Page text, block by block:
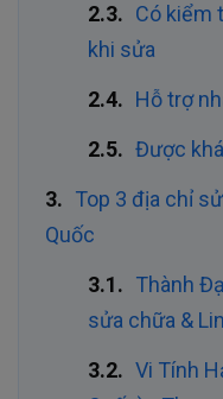
Có kiểm
khi sửa
Hỗ trợ
Được
Top 3 địa chỉ
Quốc
Thành
sửa chữa &
Vi Tính